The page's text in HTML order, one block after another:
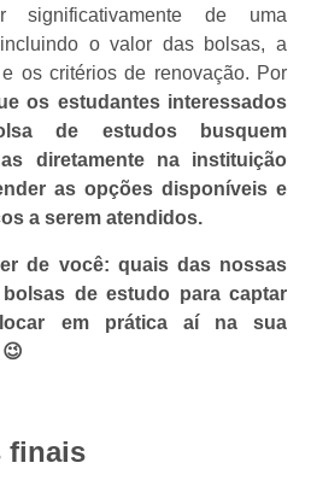
significativamente de uma
o valor das bolsas, a
os critérios de renovação. Por
os estudantes interessados
de estudos busquem
diretamente na instituição
as opções disponíveis e
a serem atendidos.
de você: quais das nossas
de estudo para captar
em prática aí na sua
finais